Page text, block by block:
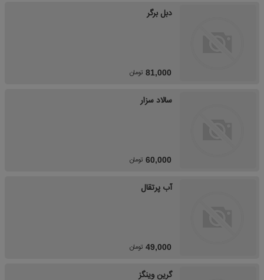
دبل برگر
81,000 تومان
سالاد سزار
60,000 تومان
آب پرتقال
49,000 تومان
گرین وینگز